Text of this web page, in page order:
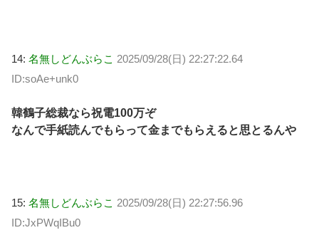
14: 名無しどんぶらこ 2025/09/28(日) 22:27:22.64
ID:soAe+unk0
韓鶴子総裁なら祝電100万ぞ
なんで手紙読んでもらって金までもらえると思とるんや
15: 名無しどんぶらこ 2025/09/28(日) 22:27:56.96
ID:JxPWqIBu0